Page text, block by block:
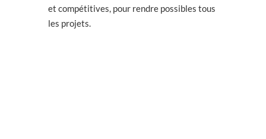
et compétitives, pour rendre possibles tous
les projets.